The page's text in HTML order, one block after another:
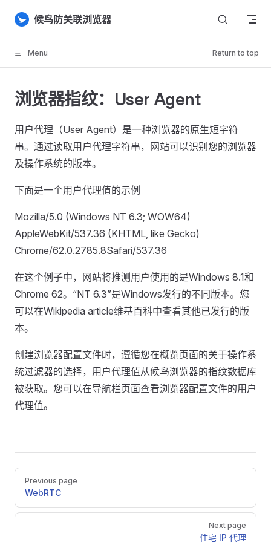
Skip to content
候鸟防关联浏览器
Menu Return to top
浏览器指纹：User Agent
用户代理（User Agent）是一种浏览器的原生短字符
串。通过读取用户代理字符串，网站可以识别您的浏览器
及操作系统的版本。
下面是一个用户代理值的示例
Mozilla/5.0 (Windows NT 6.3; WOW64)
AppleWebKit/537.36 (KHTML, like Gecko)
Chrome/62.0.2785.8Safari/537.36
在这个例子中，网站将推测用户使用的是Windows 8.1和
Chrome 62。“NT 6.3”是Windows发行的不同版本。您
可以在Wikipedia article维基百科中查看其他已发行的版
本。
创建浏览器配置文件时，遵循您在概览页面的关于操作系
统过滤器的选择，用户代理值从候鸟浏览器的指纹数据库
被获取。您可以在导航栏页面查看浏览器配置文件的用户
代理值。
Pager
Previous page
WebRTC
Next page
住宅 IP 代理